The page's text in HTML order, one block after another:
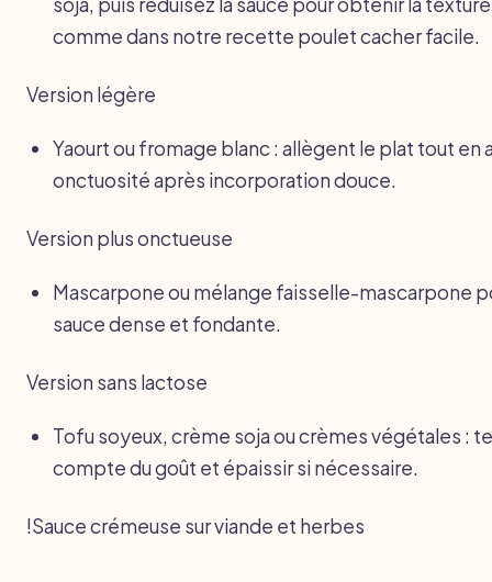
comme dans notre recette poulet cacher facile.
Version légère
Yaourt ou fromage blanc : allègent le plat tout en
onctuosité après incorporation douce.
Version plus onctueuse
Mascarpone ou mélange faisselle-mascarpone
sauce dense et fondante.
Version sans lactose
Tofu soyeux, crème soja ou crèmes végétales :
compte du goût et épaissir si nécessaire.
!Sauce crémeuse sur viande et herbes